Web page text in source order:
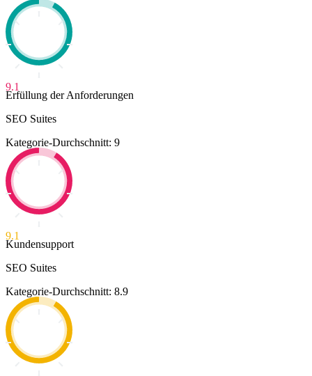
9.1
Erfüllung der Anforderungen
SEO Suites
Kategorie-Durchschnitt: 9
9.1
Kundensupport
SEO Suites
Kategorie-Durchschnitt: 8.9